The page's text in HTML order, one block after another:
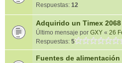
Respuestas: 12
Adquirido un Timex 2068
Último mensaje por GXY « 26
Respuestas: 5
Fuentes de alimentación